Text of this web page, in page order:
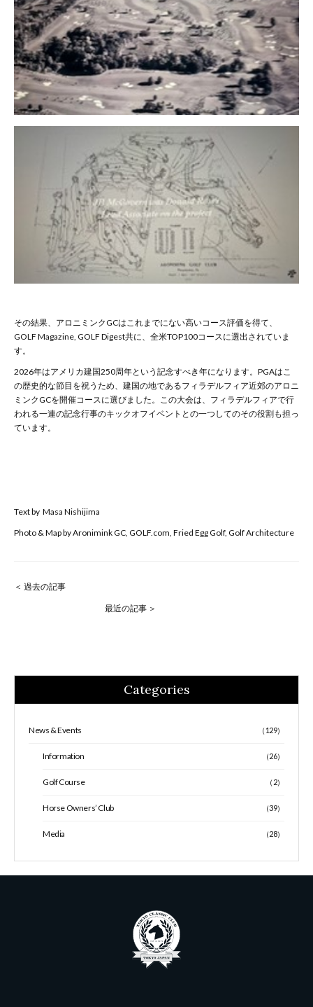
その結果、アロニミンクGCはこれまでにない高いコース評価を得て、
GOLF Magazine, GOLF Digest共に、全米TOP100コースに選出されていま
す。
2026年はアメリカ建国250周年という記念すべき年になります。PGAはこ
の歴史的な節目を祝うため、建国の地であるフィラデルフィア近郊のアロニ
ミンクGCを開催コースに選びました。この大会は、フィラデルフィアで行
われる一連の記念行事のキックオフイベントとの一つしてのその役割も担っ
ています。
Text by Masa Nishijima
Photo & Map by Aronimink GC, GOLF.com, Fried Egg Golf, Golf Architecture
＜ 過去の記事
最近の記事 ＞
Categories
News & Events （129）
Information （26）
Golf Course （2）
Horse Owners’ Club （39）
Media （28）